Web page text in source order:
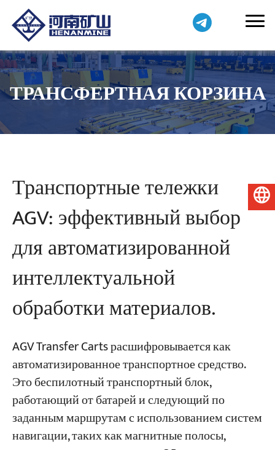
ТРАНСФЕРТНАЯ КОРЗИНА
Транспортные тележки
AGV: эффективный выбор
для автоматизированной
интеллектуальной
обработки материалов.
AGV Transfer Carts расшифровывается как
автоматизированное транспортное средство.
Это беспилотный транспортный блок,
работающий от батарей и следующий по
заданным маршрутам с использованием систем
навигации, таких как магнитные полосы,
Русский